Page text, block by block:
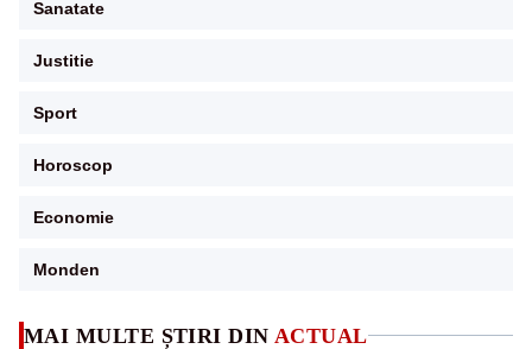
MAI MULTE ȘTIRI DIN ACTUAL
Sanatate
Justitie
Sport
Horoscop
Economie
Monden